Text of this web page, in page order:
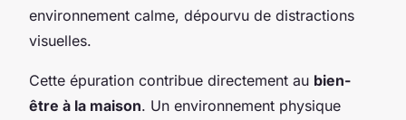
environnement calme, dépourvu de distractions
visuelles.
Cette épuration contribue directement au bien-
être à la maison. Un environnement physique